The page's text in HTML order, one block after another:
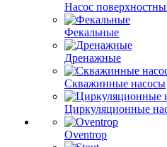
Насос
Фекальные
Дренажные
Скважинные насосы
Циркуляционные
Oventrop